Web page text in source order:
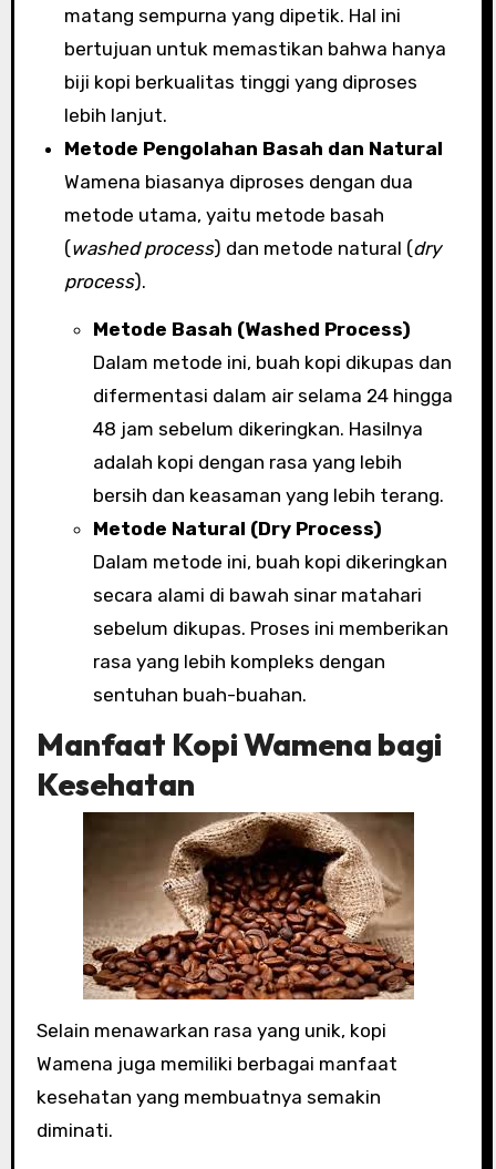
matang sempurna yang dipetik. Hal ini
bertujuan untuk memastikan bahwa hanya
biji kopi berkualitas tinggi yang diproses
lebih lanjut.
Metode Pengolahan Basah dan Natural
Wamena biasanya diproses dengan dua
metode utama, yaitu metode basah
(washed process) dan metode natural (dry
process).
Metode Basah (Washed Process)
Dalam metode ini, buah kopi dikupas dan
difermentasi dalam air selama 24 hingga
48 jam sebelum dikeringkan. Hasilnya
adalah kopi dengan rasa yang lebih
bersih dan keasaman yang lebih terang.
Metode Natural (Dry Process)
Dalam metode ini, buah kopi dikeringkan
secara alami di bawah sinar matahari
sebelum dikupas. Proses ini memberikan
rasa yang lebih kompleks dengan
sentuhan buah-buahan.
Manfaat Kopi Wamena bagi
Kesehatan
Selain menawarkan rasa yang unik, kopi
Wamena juga memiliki berbagai manfaat
kesehatan yang membuatnya semakin
diminati.